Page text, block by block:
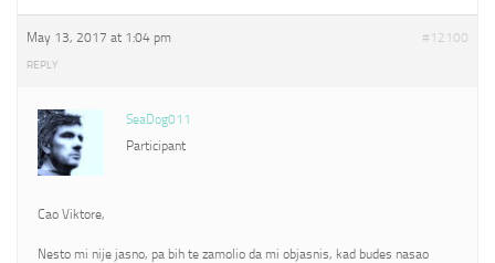
May 13, 2017 at 1:04 pm #12100
REPLY
SeaDog011
Participant
Cao Viktore,
Nesto mi nije jasno, pa bih te zamolio da mi objasnis, kad budes nasao